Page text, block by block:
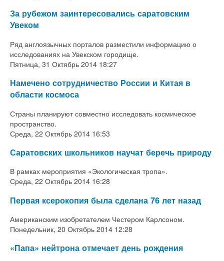
За рубежом заинтересовались саратовским
Увеком
Ряд англоязычных порталов разместили информацию о
исследованиях на Увекском городище.
Пятница, 31 Октябрь 2014 18:27
Намечено сотрудничество России и Китая в
области космоса
Страны планируют совместно исследовать космическое
пространство.
Среда, 22 Октябрь 2014 16:53
Саратовских школьников научат беречь природу
В рамках мероприятия «Экологическая тропа».
Среда, 22 Октябрь 2014 16:28
Первая ксерокопия была сделана 76 лет назад
Американским изобретателем Честером Карлсоном.
Понедельник, 20 Октябрь 2014 12:28
«Папа» нейтрона отмечает день рождения